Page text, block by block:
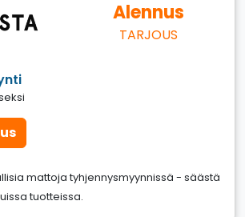
Alennus
TARJOUS
mattoja tyhjennysmyynnissä - säästä
tuotteissa.